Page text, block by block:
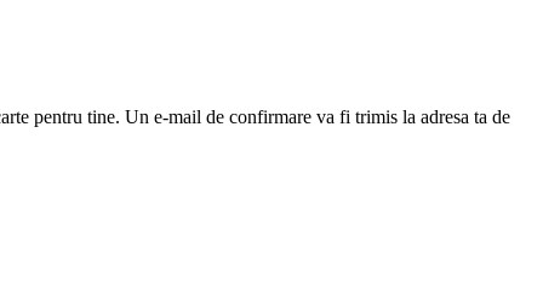
pentru tine. Un e-mail de confirmare va fi trimis la adresa ta de